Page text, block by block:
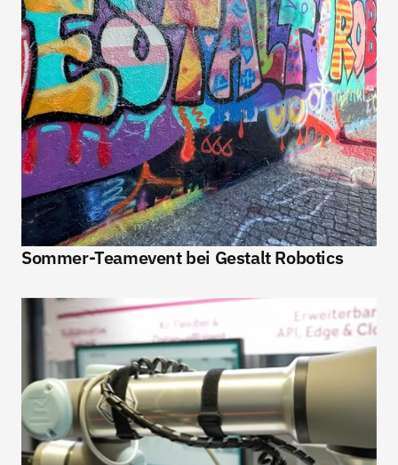
Sommer-Teamevent bei Gestalt Robotics